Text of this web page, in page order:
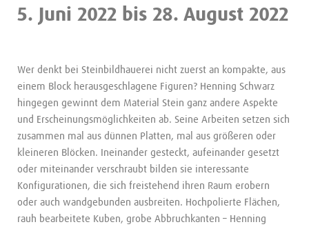
5. Juni 2022 bis 28. August 2022
Wer denkt bei Steinbildhauerei nicht zuerst an kompakte, aus
einem Block herausgeschlagene Figuren? Henning Schwarz
hingegen gewinnt dem Material Stein ganz andere Aspekte
und Erscheinungsmöglichkeiten ab. Seine Arbeiten setzen sich
zusammen mal aus dünnen Platten, mal aus größeren oder
kleineren Blöcken. Ineinander gesteckt, aufeinander gesetzt
oder miteinander verschraubt bilden sie interessante
Konfigurationen, die sich freistehend ihren Raum erobern
oder auch wandgebunden ausbreiten. Hochpolierte Flächen,
rauh bearbeitete Kuben, grobe Abbruchkanten – Henning